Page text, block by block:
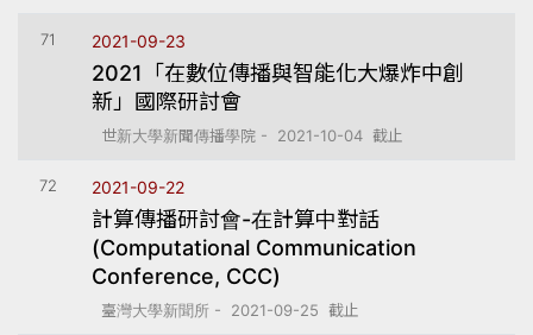
71 2021-09-23
2021「在數位傳播與智能化大爆炸中創
新」國際研討會
世新大學新聞傳播學院 - 2021-10-04 截止
72 2021-09-22
計算傳播研討會-在計算中對話
(Computational Communication
Conference, CCC)
臺灣大學新聞所 - 2021-09-25 截止